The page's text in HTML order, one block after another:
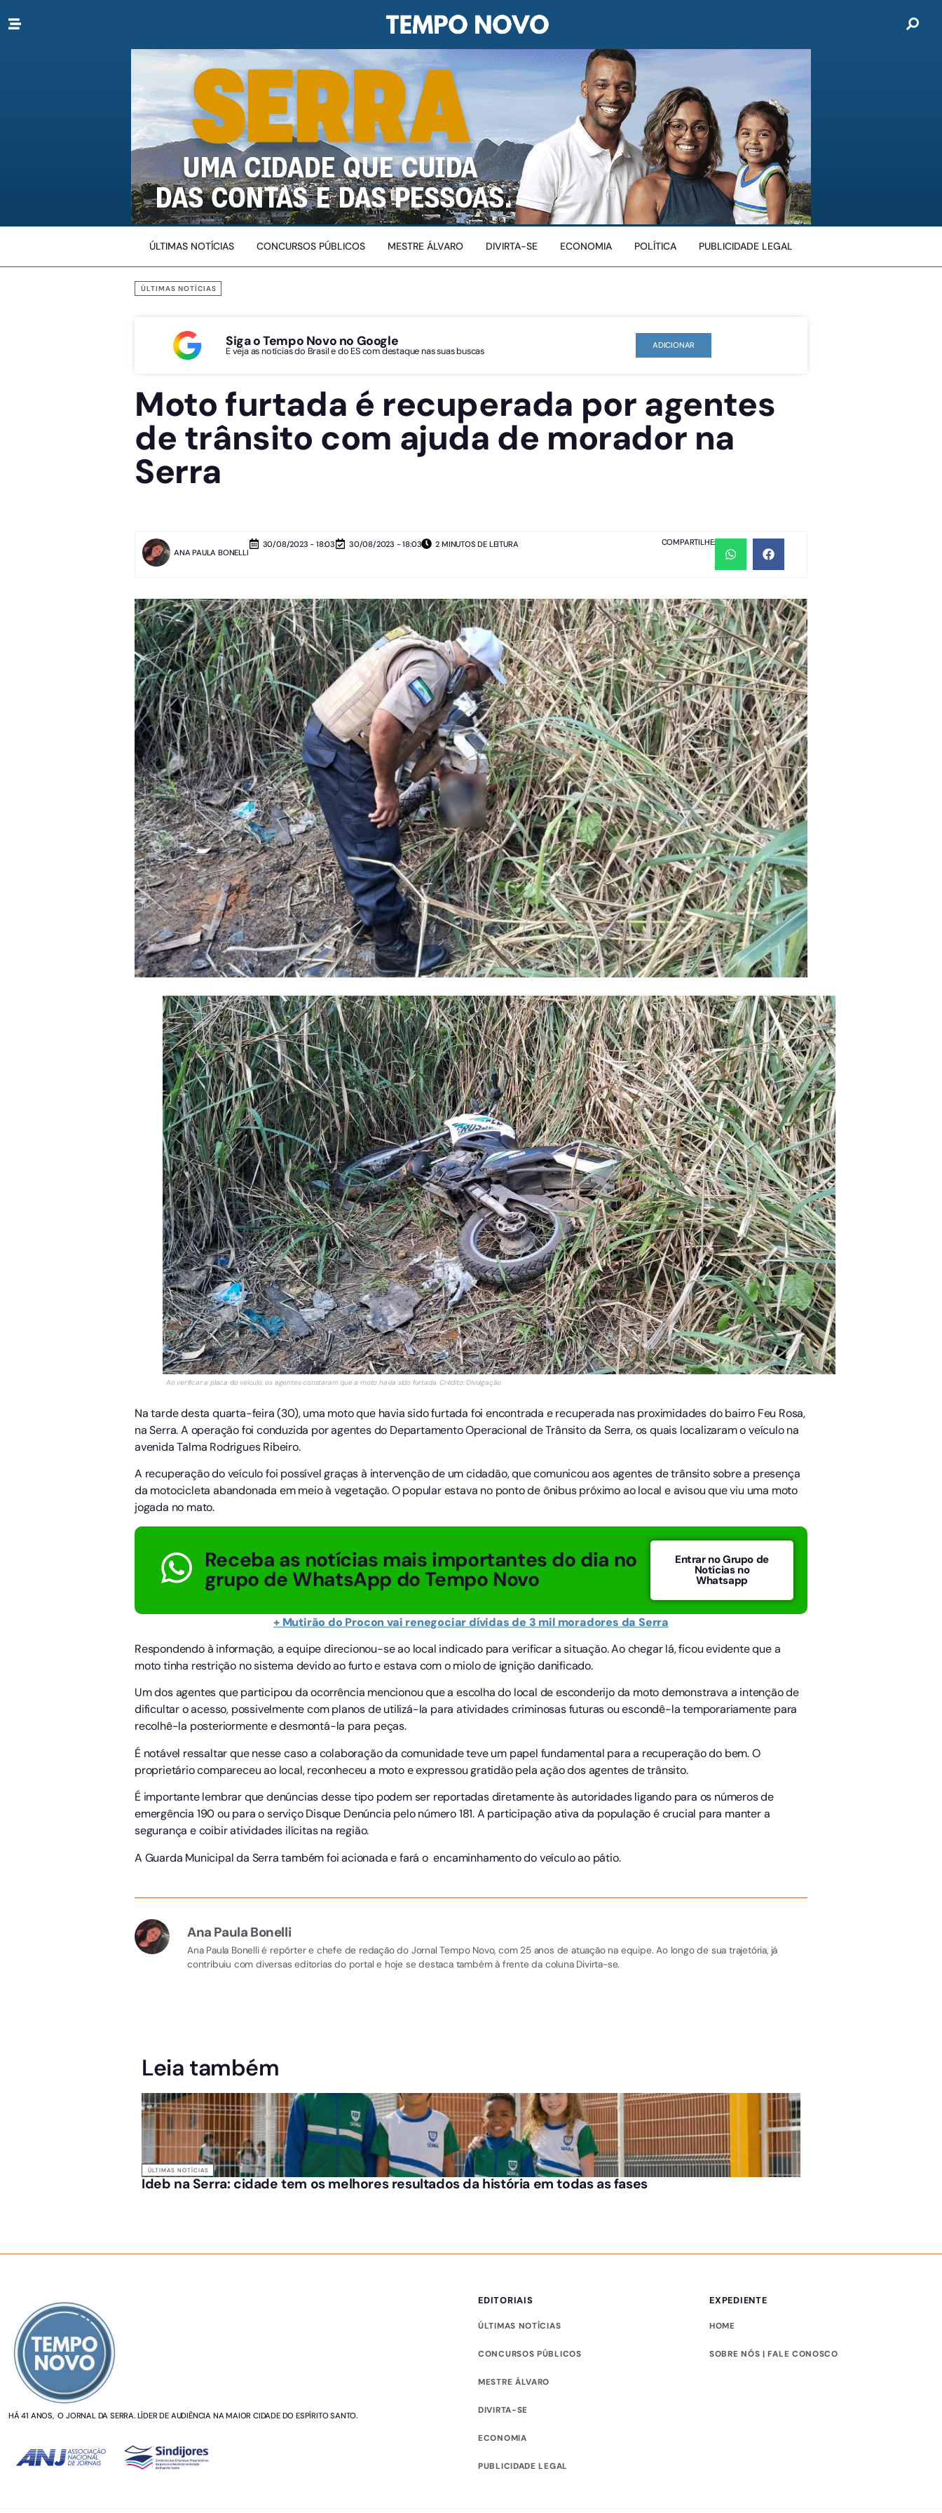
ÚLTIMAS NOTÍCIAS CONCURSOS PÚBLICOS MESTRE ÁLVARO DIVIRTA-SE ECONOMIA POLÍTICA PUBLICIDADE LEGAL
ÚLTIMAS NOTÍCIAS
Siga o Tempo Novo no Google
E veja as notícias do Brasil e do ES com destaque nas suas buscas ADICIONAR
Moto furtada é recuperada por agentes
de trânsito com ajuda de morador na
Serra
ANA PAULA BONELLI
30/08/2023 - 18:03 30/08/2023 - 18:03 2 MINUTOS DE LEITURA COMPARTILHE:
Ao verificar a placa do veículo, os agentes constaram que a moto havia sido furtada. Crédito: Divulgação
Na tarde desta quarta-feira (30), uma moto que havia sido furtada foi encontrada e recuperada nas proximidades do bairro Feu Rosa,
na Serra. A operação foi conduzida por agentes do Departamento Operacional de Trânsito da Serra, os quais localizaram o veículo na
avenida Talma Rodrigues Ribeiro.
A recuperação do veículo foi possível graças à intervenção de um cidadão, que comunicou aos agentes de trânsito sobre a presença
da motocicleta abandonada em meio à vegetação. O popular estava no ponto de ônibus próximo ao local e avisou que viu uma moto
jogada no mato.
Receba as notícias mais importantes do dia no
grupo de WhatsApp do Tempo Novo
Entrar no Grupo de
Notícias no
Whatsapp
+ Mutirão do Procon vai renegociar dívidas de 3 mil moradores da Serra
Respondendo à informação, a equipe direcionou-se ao local indicado para verificar a situação. Ao chegar lá, ficou evidente que a
moto tinha restrição no sistema devido ao furto e estava com o miolo de ignição danificado.
Um dos agentes que participou da ocorrência mencionou que a escolha do local de esconderijo da moto demonstrava a intenção de
dificultar o acesso, possivelmente com planos de utilizá-la para atividades criminosas futuras ou escondê-la temporariamente para
recolhê-la posteriormente e desmontá-la para peças.
É notável ressaltar que nesse caso a colaboração da comunidade teve um papel fundamental para a recuperação do bem. O
proprietário compareceu ao local, reconheceu a moto e expressou gratidão pela ação dos agentes de trânsito.
É importante lembrar que denúncias desse tipo podem ser reportadas diretamente às autoridades ligando para os números de
emergência 190 ou para o serviço Disque Denúncia pelo número 181. A participação ativa da população é crucial para manter a
segurança e coibir atividades ilícitas na região.
A Guarda Municipal da Serra também foi acionada e fará o encaminhamento do veículo ao pátio.
Ana Paula Bonelli
Ana Paula Bonelli é repórter e chefe de redação do Jornal Tempo Novo, com 25 anos de atuação na equipe. Ao longo de sua trajetória, já
contribuiu com diversas editorias do portal e hoje se destaca também à frente da coluna Divirta-se.
Leia também
ÚLTIMAS NOTÍCIAS
Ideb na Serra: cidade tem os melhores resultados da história em todas as fases
HÁ 41 ANOS, O JORNAL DA SERRA. LÍDER DE AUDIÊNCIA NA MAIOR CIDADE DO ESPÍRITO SANTO.
EDITORIAIS
ÚLTIMAS NOTÍCIAS
CONCURSOS PÚBLICOS
MESTRE ÁLVARO
DIVIRTA-SE
ECONOMIA
PUBLICIDADE LEGAL
EXPEDIENTE
HOME
SOBRE NÓS | FALE CONOSCO